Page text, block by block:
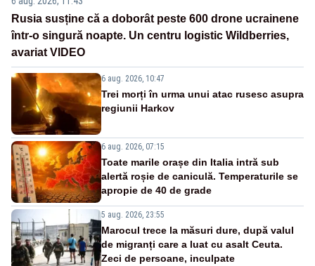
Rusia susține că a doborât peste 600 drone ucrainene
într-o singură noapte. Un centru logistic Wildberries,
avariat VIDEO
6 aug. 2026, 10:47
Trei morți în urma unui atac rusesc asupra
regiunii Harkov
6 aug. 2026, 07:15
Toate marile orașe din Italia intră sub
alertă roșie de caniculă. Temperaturile se
apropie de 40 de grade
5 aug. 2026, 23:55
Marocul trece la măsuri dure, după valul
de migranți care a luat cu asalt Ceuta.
Zeci de persoane, inculpate